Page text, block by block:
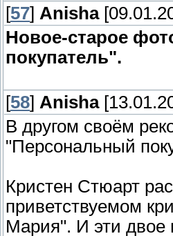
[57] Anisha
Новое-старое
покупатель".
[58] Anisha
В другом своём
"Персональный
Кристен Стюарт
приветствуемом
Мария". И эти двое